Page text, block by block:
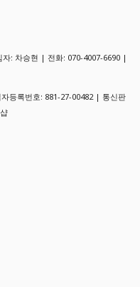
: 차승현 | 전화: 070-4007-6690 |
등록번호: 881-27-00482 | 통신판